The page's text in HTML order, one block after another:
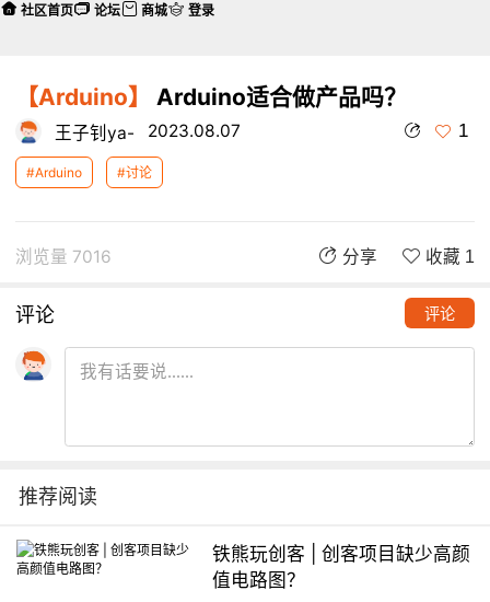
【Arduino】 Arduino适合做产品吗？
王子钊ya- 2023.08.07 1
#Arduino #讨论
浏览量 7016 分享 收藏 1
评论 评论
推荐阅读
铁熊玩创客 | 创客项目缺少高颜
值电路图？
社区首页 论坛 商城 登录